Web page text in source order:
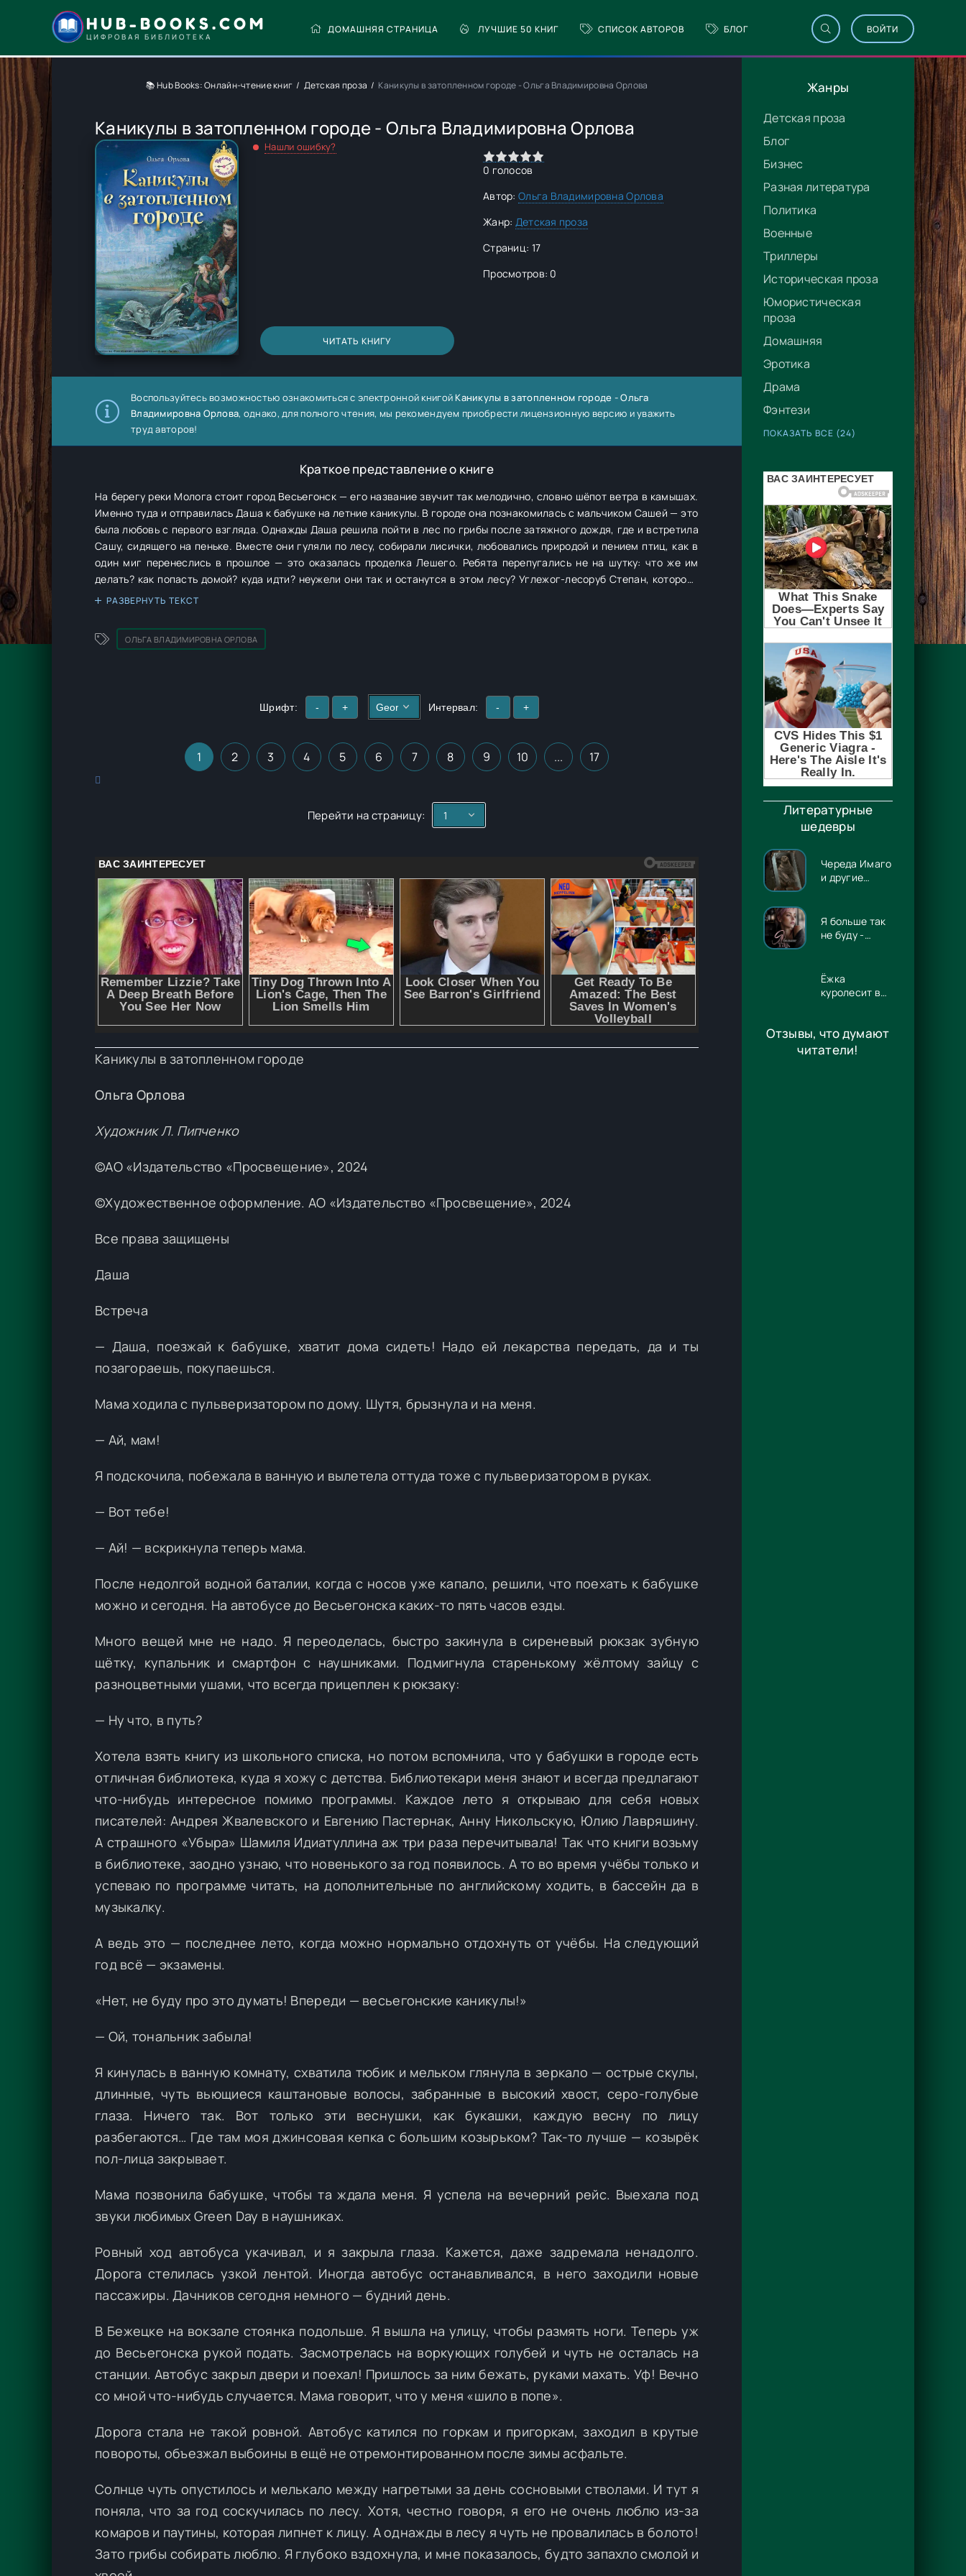
HUB-BOOKS.COM
ЦИФРОВАЯ БИБЛИОТЕКА
ДОМАШНЯЯ СТРАНИЦА ЛУЧШИЕ 50 КНИГ СПИСОК АВТОРОВ БЛОГ ВОЙТИ
Жанры
Детская проза
Блог
Бизнес
Разная литература
Политика
Военные
Триллеры
Историческая проза
Юмористическая
проза
Домашняя
Эротика
Драма
Фэнтези
ПОКАЗАТЬ ВСЕ (24)
Литературные
шедевры
Череда Имаго
и другие
Я больше так
не буду -
Потапова
Ёжка
куролесит в
Владимирович
Соя
Отзывы, что думают
читатели!
📚 Hub Books: Онлайн-чтение книг Детская проза Каникулы в затопленном городе - Ольга Владимировна Орлова
Каникулы в затопленном городе - Ольга Владимировна Орлова
Нашли ошибку?
ЧИТАТЬ КНИГУ
0 голосов
Автор: Ольга Владимировна Орлова
Жанр: Детская проза
Страниц: 17
Просмотров: 0
Воспользуйтесь возможностью ознакомиться с электронной книгой Каникулы в затопленном городе - Ольга
Владимировна Орлова, однако, для полного чтения, мы рекомендуем приобрести лицензионную версию и уважить
труд авторов!
Краткое представление о книге
На берегу реки Молога стоит город Весьегонск — его название звучит так мелодично, словно шёпот ветра в камышах.
Именно туда и отправилась Даша к бабушке на летние каникулы. В городе она познакомилась с мальчиком Сашей — это
была любовь с первого взгляда. Однажды Даша решила пойти в лес по грибы после затяжного дождя, где и встретила
Сашу, сидящего на пеньке. Вместе они гуляли по лесу, собирали лисички, любовались природой и пением птиц, как в
один миг перенеслись в прошлое — это оказалась проделка Лешего. Ребята перепугались не на шутку: что же им
делать? как попасть домой? куда идти? неужели они так и останутся в этом лесу? Углежог-лесоруб Степан, которого
ребята встретили в лесу, дал им волшебную подкову, с помощью которой они смогут вернуться домой: её достаточно
ребята узнали многое о прошлом города Весьегонска, познакомились с Матрёной, выяснили, как ловить щуку на одну
только леску, разузнали о лечебных свойствах лесных трав и даже ходили на чаепитие к настоящему Водяному.
РАЗВЕРНУТЬ ТЕКСТ
ОЛЬГА ВЛАДИМИРОВНА ОРЛОВА
Шрифт: - + Интервал: - +
1 2 3 4 5 6 7 8 9 10 ... 17
Перейти на страницу:
Каникулы в затопленном городе
Ольга Орлова
Художник Л. Пипченко
©АО «Издательство «Просвещение», 2024
©Художественное оформление. АО «Издательство «Просвещение», 2024
Все права защищены
Даша
Встреча
— Даша, поезжай к бабушке, хватит дома сидеть! Надо ей лекарства передать, да и ты
позагораешь, покупаешься.
Мама ходила с пульверизатором по дому. Шутя, брызнула и на меня.
— Ай, мам!
Я подскочила, побежала в ванную и вылетела оттуда тоже с пульверизатором в руках.
— Вот тебе!
— Ай! — вскрикнула теперь мама.
После недолгой водной баталии, когда с носов уже капало, решили, что поехать к бабушке
можно и сегодня. На автобусе до Весьегонска каких-то пять часов езды.
Много вещей мне не надо. Я переоделась, быстро закинула в сиреневый рюкзак зубную
щётку, купальник и смартфон с наушниками. Подмигнула старенькому жёлтому зайцу с
разноцветными ушами, что всегда прицеплен к рюкзаку:
— Ну что, в путь?
Хотела взять книгу из школьного списка, но потом вспомнила, что у бабушки в городе есть
отличная библиотека, куда я хожу с детства. Библиотекари меня знают и всегда предлагают
что-нибудь интересное помимо программы. Каждое лето я открываю для себя новых
писателей: Андрея Жвалевского и Евгению Пастернак, Анну Никольскую, Юлию Лавряшину.
А страшного «Убыра» Шамиля Идиатуллина аж три раза перечитывала! Так что книги возьму
в библиотеке, заодно узнаю, что новенького за год появилось. А то во время учёбы только и
успеваю по программе читать, на дополнительные по английскому ходить, в бассейн да в
музыкалку.
А ведь это — последнее лето, когда можно нормально отдохнуть от учёбы. На следующий
год всё — экзамены.
«Нет, не буду про это думать! Впереди — весьегонские каникулы!»
— Ой, тональник забыла!
Я кинулась в ванную комнату, схватила тюбик и мельком глянула в зеркало — острые скулы,
длинные, чуть вьющиеся каштановые волосы, забранные в высокий хвост, серо-голубые
глаза. Ничего так. Вот только эти веснушки, как букашки, каждую весну по лицу
разбегаются… Где там моя джинсовая кепка с большим козырьком? Так-то лучше — козырёк
пол-лица закрывает.
Мама позвонила бабушке, чтобы та ждала меня. Я успела на вечерний рейс. Выехала под
звуки любимых Green Day в наушниках.
Ровный ход автобуса укачивал, и я закрыла глаза. Кажется, даже задремала ненадолго.
Дорога стелилась узкой лентой. Иногда автобус останавливался, в него заходили новые
пассажиры. Дачников сегодня немного — будний день.
В Бежецке на вокзале стоянка подольше. Я вышла на улицу, чтобы размять ноги. Теперь уж
до Весьегонска рукой подать. Засмотрелась на воркующих голубей и чуть не осталась на
станции. Автобус закрыл двери и поехал! Пришлось за ним бежать, руками махать. Уф! Вечно
со мной что-нибудь случается. Мама говорит, что у меня «шило в попе».
Дорога стала не такой ровной. Автобус катился по горкам и пригоркам, заходил в крутые
повороты, объезжал выбоины в ещё не отремонтированном после зимы асфальте.
Солнце чуть опустилось и мелькало между нагретыми за день сосновыми стволами. И тут я
поняла, что за год соскучилась по лесу. Хотя, честно говоря, я его не очень люблю из-за
комаров и паутины, которая липнет к лицу. А однажды в лесу я чуть не провалилась в болото!
Зато грибы собирать люблю. Я глубоко вздохнула, и мне показалось, будто запахло смолой и